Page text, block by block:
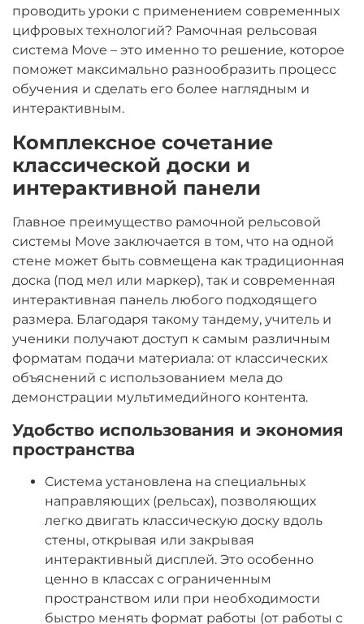
проводить уроки с применением современных
цифровых технологий? Рамочная рельсовая
система Move – это именно то решение, которое
поможет максимально разнообразить процесс
обучения и сделать его более наглядным и
интерактивным.
Комплексное сочетание
классической доски и
интерактивной панели
Главное преимущество рамочной рельсовой
системы Move заключается в том, что на одной
стене может быть совмещена как традиционная
доска (под мел или маркер), так и современная
интерактивная панель любого подходящего
размера. Благодаря такому тандему, учитель и
ученики получают доступ к самым различным
форматам подачи материала: от классических
объяснений с использованием мела до
демонстрации мультимедийного контента.
Удобство использования и экономия
пространства
Система установлена на специальных
направляющих (рельсах), позволяющих
легко двигать классическую доску вдоль
стены, открывая или закрывая
интерактивный дисплей. Это особенно
ценно в классах с ограниченным
пространством или при необходимости
быстро менять формат работы (от работы с